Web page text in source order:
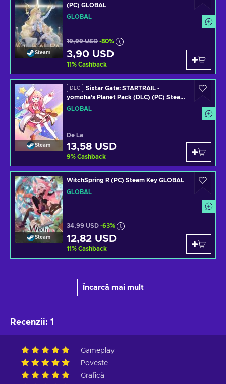
Steam
(PC) GLOBAL
GLOBAL
19,99 USD -80%
3,90 USD
11% Cashback
Steam
DLC
Sixtar Gate: STARTRAIL -
yomoha's Planet Pack (DLC) (PC) Steam
Key GLOBAL
GLOBAL
De La
13,58 USD
9% Cashback
Steam
WitchSpring R (PC) Steam Key GLOBAL
GLOBAL
34,99 USD -63%
12,82 USD
11% Cashback
Încarcă mai mult
Recenzii: 1
Gameplay
Poveste
Grafică